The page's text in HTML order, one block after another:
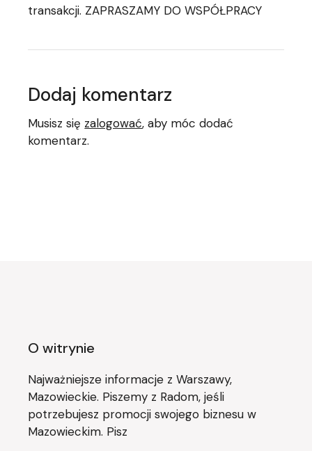
transakcji. ZAPRASZAMY DO WSPÓŁPRACY
Dodaj komentarz
Musisz się zalogować, aby móc dodać
komentarz.
O witrynie
Najważniejsze informacje z Warszawy,
Mazowieckie. Piszemy z Radom, jeśli
potrzebujesz promocji swojego biznesu w
Mazowieckim. Pisz